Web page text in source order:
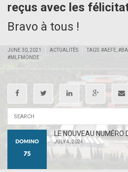
reçus avec les
Bravo à tous !
JUNE 30, 2021 ACTUALITÉS TAGS:#AEFE
#MLFMONDE
LE NOUVEAU
JULY 4, 2024